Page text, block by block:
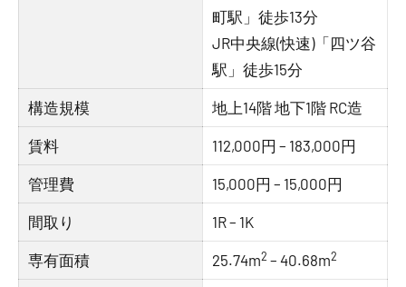
町駅」徒歩13分
JR中央線(快速)「四ツ谷
駅」徒歩15分
構造規模 地上14階 地下1階 RC造
賃料 112,000円 – 183,000円
管理費 15,000円 – 15,000円
間取り 1R – 1K
専有面積 25.74m2 – 40.68m2